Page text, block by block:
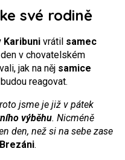
své rodině
Karibuni vrátil samec
v chovatelském
jak na něj samice
budou reagovat.
jsme je již v pátek
výběhu. Nicméně
den, než si na sebe zase
.